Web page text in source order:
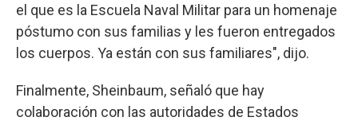
el que es la Escuela Naval Militar para un homenaje
póstumo con sus familias y les fueron entregados
los cuerpos. Ya están con sus familiares", dijo.
Finalmente, Sheinbaum, señaló que hay
colaboración con las autoridades de Estados